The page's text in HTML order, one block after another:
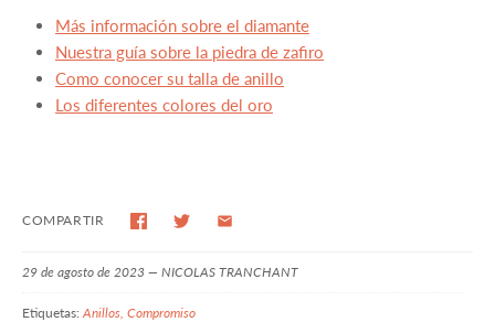
Más información sobre el diamante
Nuestra guía sobre la piedra de zafiro
Como conocer su talla de anillo
Los diferentes colores del oro
COMPARTIR
29 de agosto de 2023 — NICOLAS TRANCHANT
Etiquetas: Anillos Compromiso